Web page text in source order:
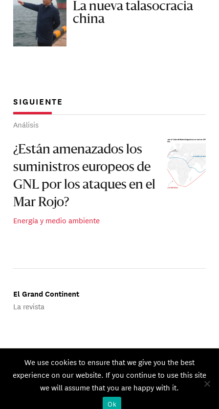
La nueva talasocracia
china
SIGUIENTE
Análisis
¿Están amenazados los
suministros europeos de
GNL por los ataques en el
Mar Rojo?
Energía y medio ambiente
El Grand Continent
La revista
© 2026 GEG. Todos los derechos reservados.
We use cookies to ensure that we give you the best
experience on our website. If you continue to use this site
we will assume that you are happy with it.
Ok